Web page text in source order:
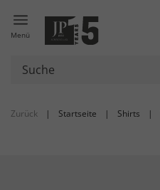
Menü
Zurück | Startseite | Shirts |